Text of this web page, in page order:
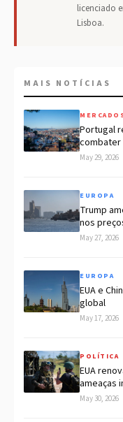
licenciado
Lisboa.
MAIS NOTÍCIAS
Portugal
combater
May 29, 2026
EUROPA
Trump
nos
May 27, 2026
EUROPA
EUA e
global
May 17, 2026
POLÍTICA
EUA
ameaças
May 30, 2026